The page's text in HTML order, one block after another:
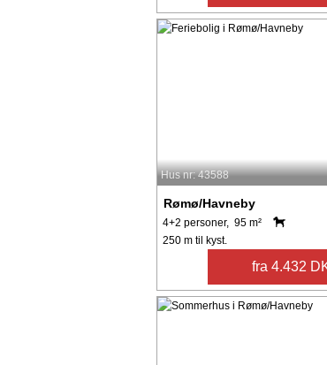
Hus nr: 43588
Rømø/Havneby
4+2 personer, 95 m²
250 m til kyst.
fra 4.432